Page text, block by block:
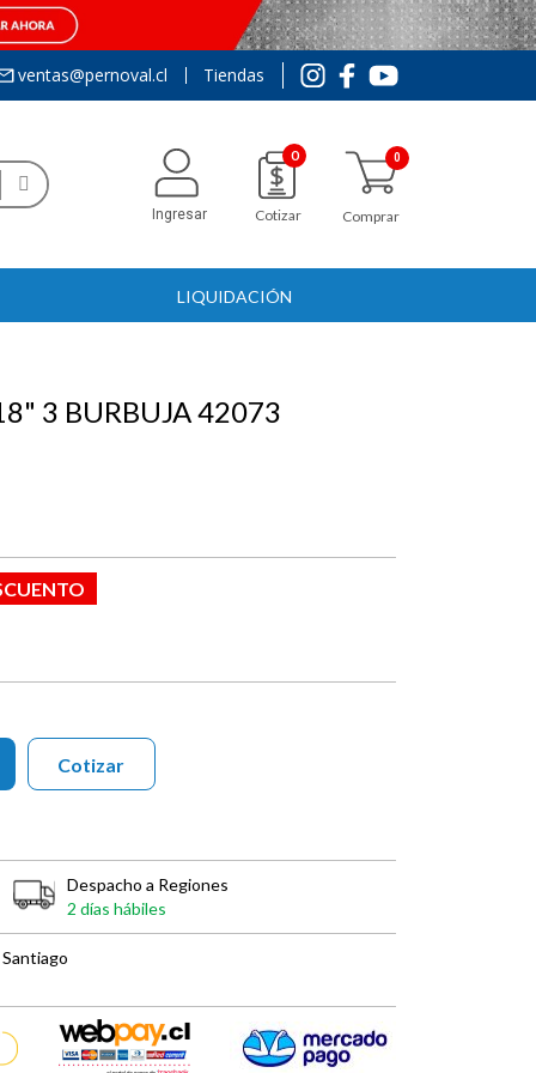
ventas@pernoval.cl Tiendas
Ingresar
0
Cotizar Comprar
LIQUIDACIÓN
3 BURBUJA 42073
Cotizar
Despacho a Regiones
2 días hábiles